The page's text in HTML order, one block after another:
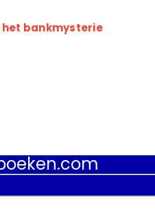
bankmysterie